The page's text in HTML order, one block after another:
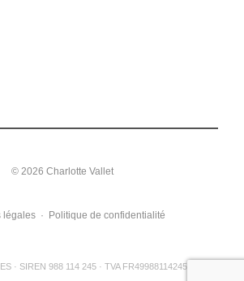
© 2026 Charlotte Vallet
légales· Politique de confidentialité
· SIREN 988 114 245 · TVA FR49988114245